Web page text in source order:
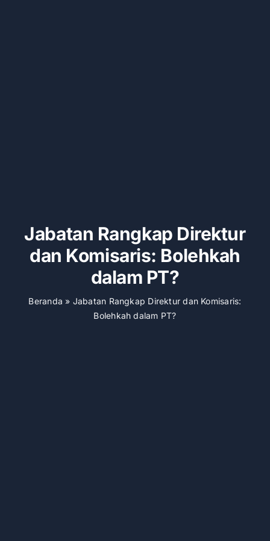
Jabatan Rangkap Direktur
dan Komisaris: Bolehkah
dalam PT?
Beranda » Jabatan Rangkap Direktur dan Komisaris:
Bolehkah dalam PT?